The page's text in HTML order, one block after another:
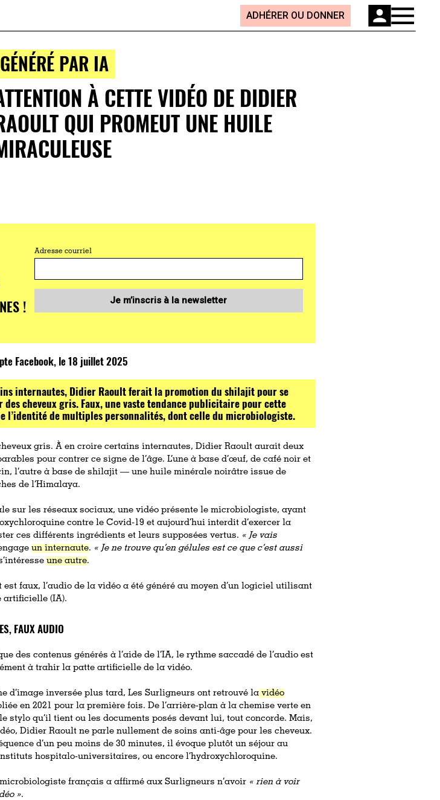
ADHÉRER OU DONNER
GÉNÉRÉ PAR IA
À CETTE VIDÉO DE DIDIER
QUI PROMEUT UNE HUILE
!
Adresse courriel
Je m’inscris à la newsletter
Facebook, le 18 juillet 2025
internautes, Didier Raoult ferait la promotion du shilajit pour se
des cheveux gris. Faux, une vaste tendance publicitaire pour cette
l’identité de multiples personnalités, dont celle du microbiologiste.
gris. À en croire certains internautes, Didier Raoult aurait deux
pour contrer ce signe de l’âge. L’une à base d’œuf, de café noir et
l’autre à base de shilajit — une huile minérale noirâtre issue de
de l’Himalaya.
sur les réseaux sociaux, une vidéo présente le microbiologiste, ayant
contre le Covid-19 et aujourd’hui interdit d’exercer la
ces différents ingrédients et leurs supposées vertus. « Je vais
un internaute. « Je ne trouve qu’en gélules est ce que c’est aussi
une autre.
est faux, l’audio de la vidéo a été généré au moyen d’un logiciel utilisant
artificielle (IA).
FAUX AUDIO
des contenus générés à l’aide de l’IA, le rythme saccadé de l’audio est
à trahir la patte artificielle de la vidéo.
d’image inversée plus tard, Les Surligneurs ont retrouvé la vidéo
en 2021 pour la première fois. De l’arrière-plan à la chemise verte en
stylo qu’il tient ou les documents posés devant lui, tout concorde. Mais,
Didier Raoult ne parle nullement de soins anti-âge pour les cheveux.
d’un peu moins de 30 minutes, il évoque plutôt un séjour au
hospitalo-universitaires, ou encore l’hydroxychloroquine.
français a affirmé aux Surligneurs n’avoir «rien à voir
».